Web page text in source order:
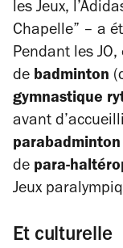
les Jeux,
Chapelle” – a
Pendant les
de badminton
gymnastique
avant
parabadminton
de para-
Jeux
Et culturelle